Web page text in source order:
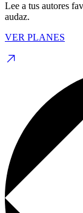
Lee a tus autores
audaz.
VER PLANES